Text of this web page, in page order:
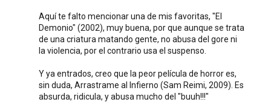
Aquí te falto mencionar una de mis favoritas, "El
Demonio" (2002), muy buena, por que aunque se trata
de una criatura matando gente, no abusa del gore ni
la violencia, por el contrario usa el suspenso.
Y ya entrados, creo que la peor película de horror es,
sin duda, Arrastrame al Infierno (Sam Reimi, 2009). Es
absurda, ridicula, y abusa mucho del "buuh!!!"